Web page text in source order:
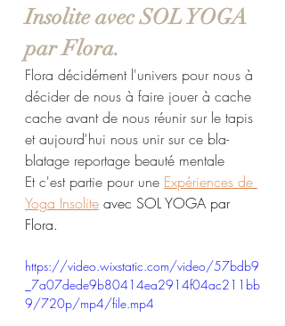
Insolite avec SOL YOGA
par Flora.
Flora décidément l'univers pour nous à
décider de nous à faire jouer à cache
cache avant de nous réunir sur le tapis
et aujourd'hui nous unir sur ce bla-
blatage reportage beauté mentale
Et c'est partie pour une Expériences de
Yoga Insolite avec SOL YOGA par
Flora.
https://video.wixstatic.com/video/57bdb9
_7a07dede9b80414ea2914f04ac211bb
9/720p/mp4/file.mp4